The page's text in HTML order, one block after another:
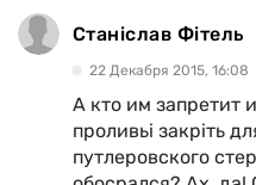
Станіслав Фітель
22 Декабря 2015, 16:08
А кто им запретит
проливьі закріть
путлеровского